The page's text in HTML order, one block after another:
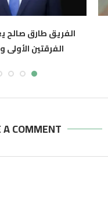
الفريق طارق صالح
الفرقتين الأولى
أغسطس 7, 2026
A COMMENT